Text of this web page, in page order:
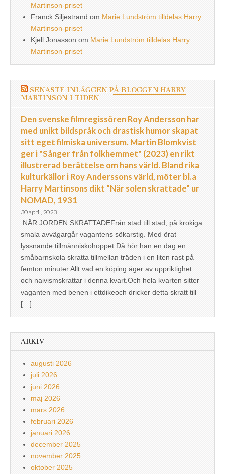
Martinson-priset
Franck Siljestrand om Marie Lundström tilldelas Harry
Martinson-priset
Kjell Jonasson om Marie Lundström tilldelas Harry
Martinson-priset
SENASTE INLÄGGEN PÅ BLOGGEN HARRY
MARTINSON I TIDEN
Den svenske filmregissören Roy Andersson har
med unikt bildspråk och drastisk humor skapat
sitt eget filmiska universum. Martin Blomkvist
ger i "Sånger från folkhemmet" (2023) en rikt
illustrerad berättelse om hans värld. Bland rika
kulturkällor i Roy Anderssons värld, möter bl.a
Harry Martinsons dikt "När solen skrattade" ur
NOMAD, 1931
30 april, 2023
NÄR JORDEN SKRATTADEFrån stad till stad, på krokiga
smala avvägargår vagantens sökarstig. Med örat
lyssnande tillmänniskohoppet.Då hör han en dag en
småbarnskola skratta tillmellan träden i en liten rast på
femton minuter.Allt vad en köping äger av uppriktighet
och naivismskrattar i denna kvart.Och hela kvarten sitter
vaganten med benen i ettdikeoch dricker detta skratt till
[…]
ARKIV
augusti 2026
juli 2026
juni 2026
maj 2026
mars 2026
februari 2026
januari 2026
december 2025
november 2025
oktober 2025